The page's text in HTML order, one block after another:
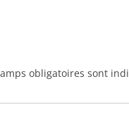
obligatoires sont